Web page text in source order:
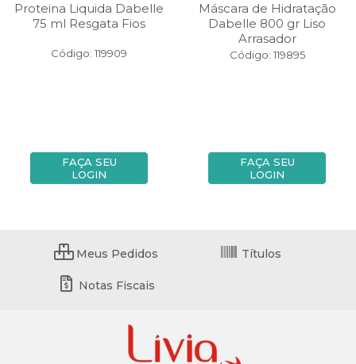
Proteina Liquida Dabelle
75 ml Resgata Fios
Código: 119909
FAÇA SEU
LOGIN
Máscara de Hidratação
Dabelle 800 gr Liso
Arrasador
Código: 119895
FAÇA SEU
LOGIN
Meus Pedidos Títulos
Notas Fiscais